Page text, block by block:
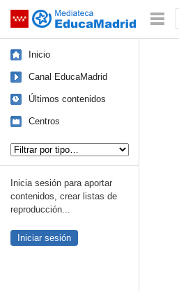
Saltar navegación
Inicio
Canal EducaMadrid
Últimos contenidos
Centros
Inicia sesión para aportar
contenidos, crear listas de
reproducción...
Iniciar sesión